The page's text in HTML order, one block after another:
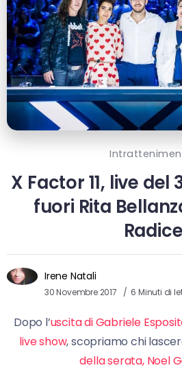
X Factor 11, live
fuori Rita
Radice
Irene Natali
30 Novembre 2017 6 Minuti di
Dopo l’uscita di Gabriele
live show, scopriamo chi
della serata, Noel